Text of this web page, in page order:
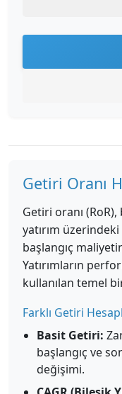
Getiri Oranı
Getiri oranı
yatırım üzerindeki
başlangıç
Yatırımların
kullanılan temel
Farklı Getiri
Basit Getiri:
başlangıç ve
değişimi.